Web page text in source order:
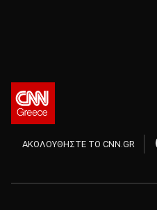
ΑΚΟΛΟΥΘΗΣΤΕ ΤΟ CNN.GR